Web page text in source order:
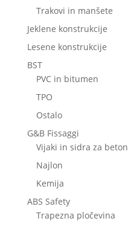
Trakovi in manšete
Jeklene konstrukcije
Lesene konstrukcije
BST
PVC in bitumen
TPO
Ostalo
G&B Fissaggi
Vijaki in sidra za beton
Najlon
Kemija
ABS Safety
Trapezna pločevina